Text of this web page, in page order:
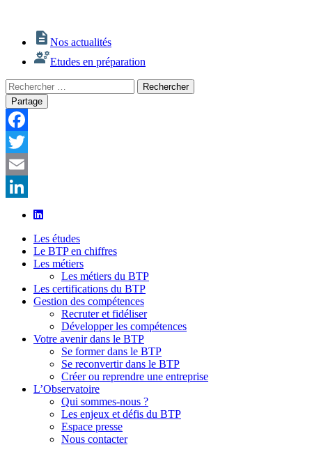
Nos actualités
Etudes en préparation
Rechercher
:
Rechercher
Partage
Facebook
Twitter
Email
LinkedIn
Les études
Le BTP en chiffres
Les métiers
Les métiers du BTP
Les certifications du BTP
Gestion des compétences
Recruter et fidéliser
Développer les compétences
Votre avenir dans le BTP
Se former dans le BTP
Se reconvertir dans le BTP
Créer ou reprendre une entreprise
L’Observatoire
Qui sommes-nous ?
Les enjeux et défis du BTP
Espace presse
Nous contacter